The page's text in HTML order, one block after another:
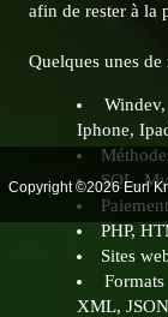
afin de rester à la
Quelques unes de
Iphone,
SQL,
PHP,
Sites
XML,
Copyright ©2026 Eurl